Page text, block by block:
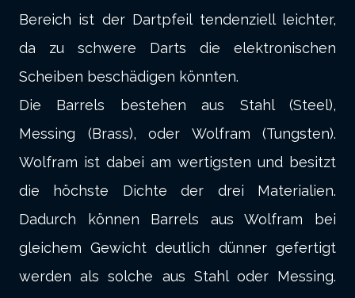
Bereich ist der Dartpfeil tendenziell leichter,
da zu schwere Darts die elektronischen
Scheiben beschädigen könnten.
Die Barrels bestehen aus Stahl (Steel),
Messing (Brass), oder Wolfram (Tungsten).
Wolfram ist dabei am wertigsten und besitzt
die höchste Dichte der drei Materialien.
Dadurch können Barrels aus Wolfram bei
gleichem Gewicht deutlich dünner gefertigt
werden als solche aus Stahl oder Messing.